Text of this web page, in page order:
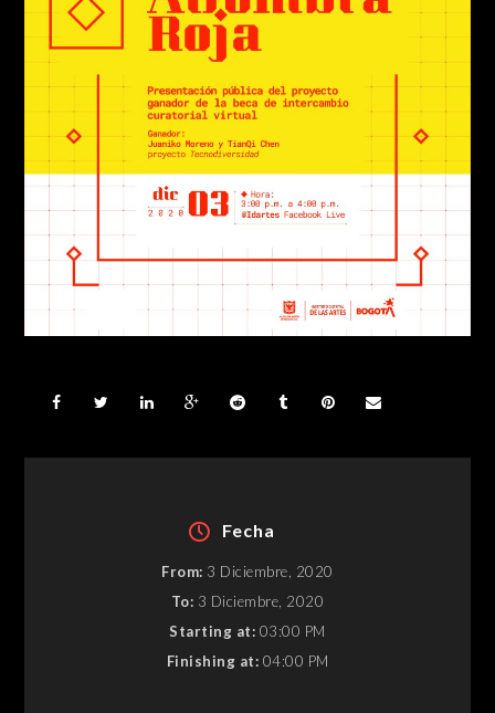
Fecha
From: 3 Diciembre, 2020
To: 3 Diciembre, 2020
Starting at: 03:00 PM
Finishing at: 04:00 PM